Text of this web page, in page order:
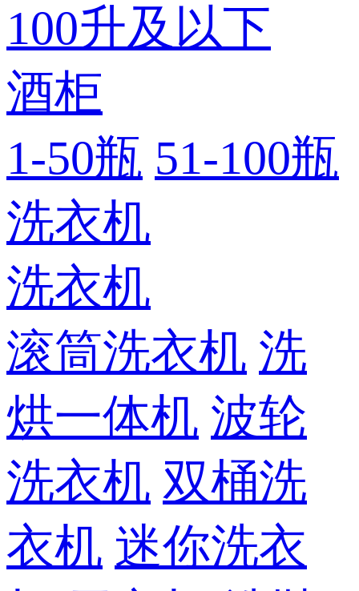
100升及以下
酒柜
1-50瓶 51-100瓶
洗衣机
洗衣机
滚筒洗衣机 洗
烘一体机 波轮
洗衣机 双桶洗
衣机 迷你洗衣